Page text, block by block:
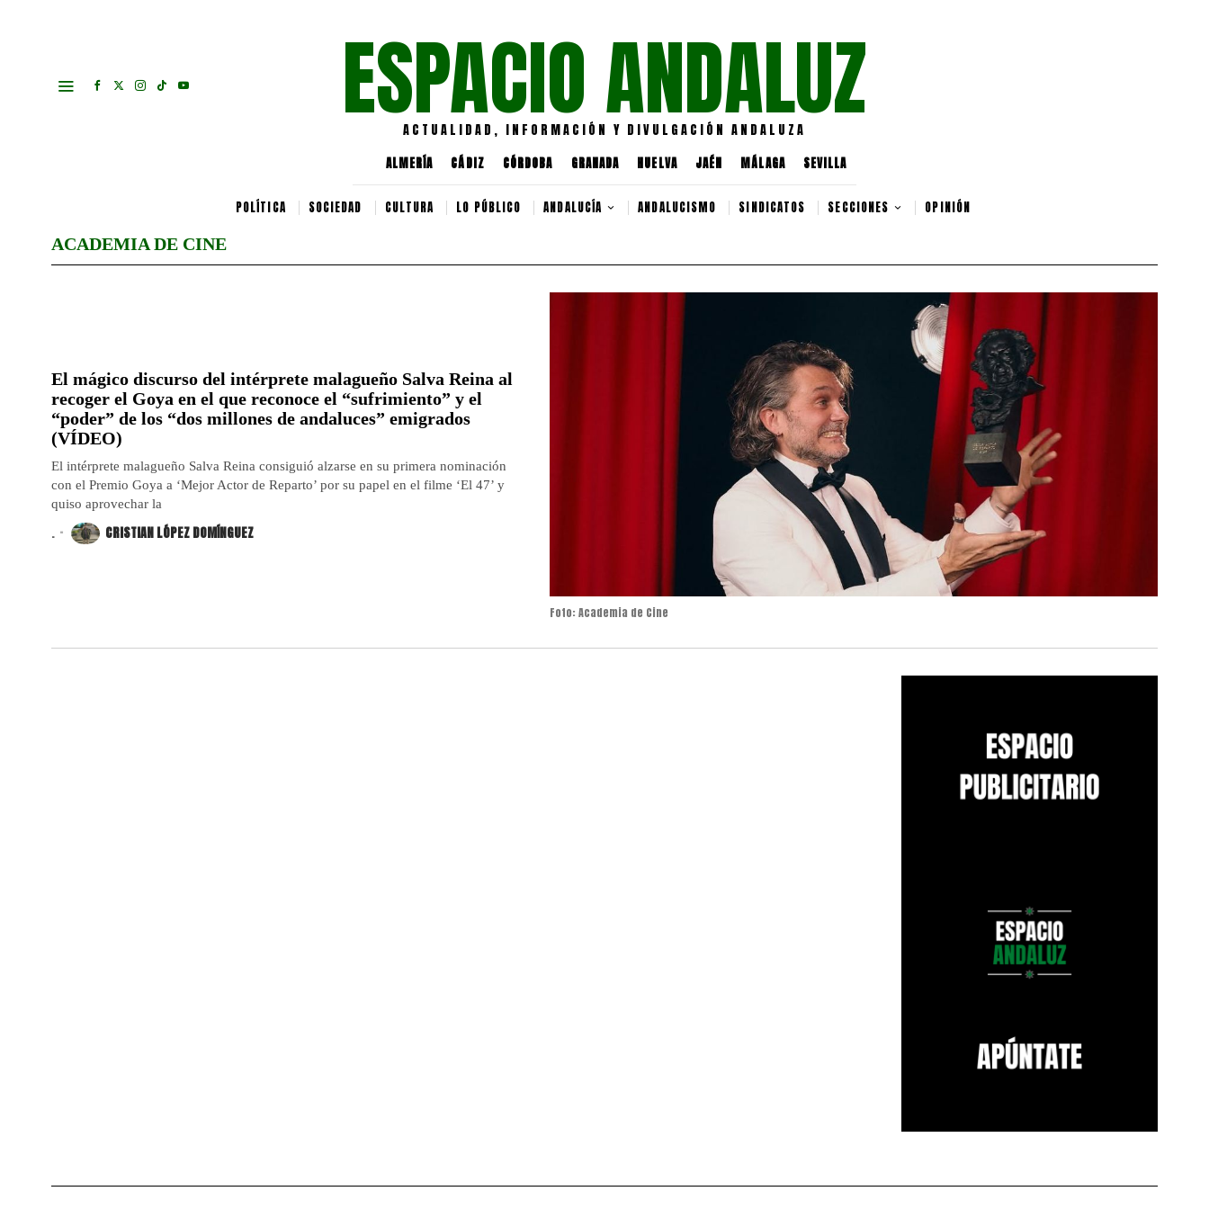
ESPACIO ANDALUZ
ACTUALIDAD, INFORMACIÓN Y DIVULGACIÓN ANDALUZA
ALMERÍA CÁDIZ CÓRDOBA GRANADA HUELVA JAÉN MÁLAGA SEVILLA
POLÍTICA SOCIEDAD CULTURA LO PÚBLICO ANDALUCÍA ANDALUCISMO SINDICATOS SECCIONES OPINIÓN
ACADEMIA DE CINE
Foto: Academia de Cine
El mágico discurso del intérprete malagueño Salva Reina al
recoger el Goya en el que reconoce el “sufrimiento” y el
“poder” de los “dos millones de andaluces” emigrados
(VÍDEO)
El intérprete malagueño Salva Reina consiguió alzarse en su primera nominación
con el Premio Goya a ‘Mejor Actor de Reparto’ por su papel en el filme ‘El 47’ y
quiso aprovechar la
. CRISTIAN LÓPEZ DOMÍNGUEZ